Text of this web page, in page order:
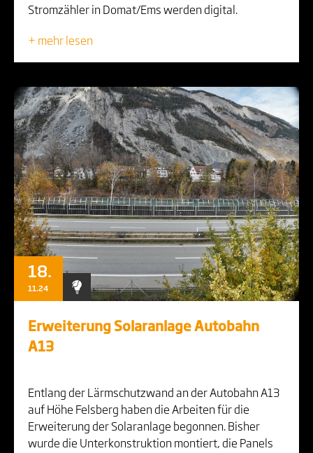
Stromzähler in Domat/Ems werden digital.
+ mehr lesen
18.
11.24
Erweiterung Solaranlage Autobahn
A13
Entlang der Lärmschutzwand an der Autobahn A13
auf Höhe Felsberg haben die Arbeiten für die
Erweiterung der Solaranlage begonnen. Bisher
wurde die Unterkonstruktion montiert, die Panels